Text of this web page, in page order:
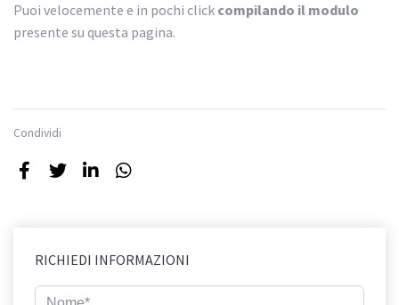
Puoi velocemente e in pochi click compilando il modulo
presente su questa pagina.
Condividi
RICHIEDI INFORMAZIONI